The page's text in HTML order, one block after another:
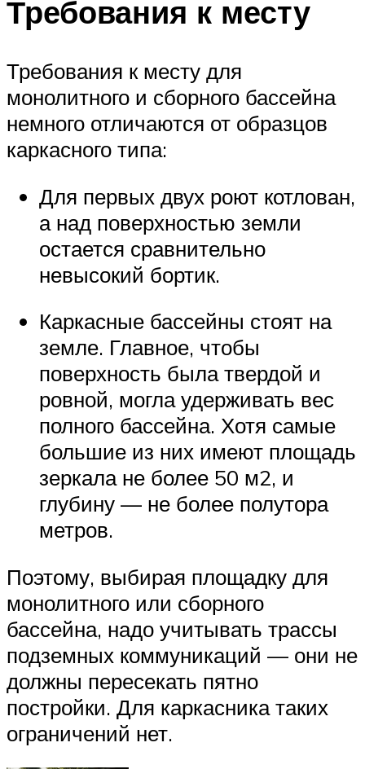
Требования к месту
Требования к месту для
монолитного и сборного бассейна
немного отличаются от образцов
каркасного типа:
Для первых двух роют котлован,
а над поверхностью земли
остается сравнительно
невысокий бортик.
Каркасные бассейны стоят на
земле. Главное, чтобы
поверхность была твердой и
ровной, могла удерживать вес
полного бассейна. Хотя самые
большие из них имеют площадь
зеркала не более 50 м2, и
глубину — не более полутора
метров.
Поэтому, выбирая площадку для
монолитного или сборного
бассейна, надо учитывать трассы
подземных коммуникаций — они не
должны пересекать пятно
постройки. Для каркасника таких
ограничений нет.